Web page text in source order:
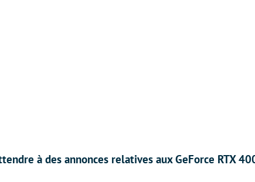
à des annonces relatives aux GeForce RTX